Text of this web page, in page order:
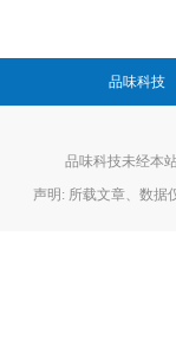
品味科技
品味科技未经本
声明: 所载文章、数据